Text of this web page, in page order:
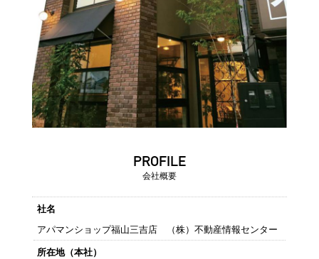
PROFILE
会社概要
社名
アパマンショップ福山三吉店 （株）不動産情報センター
所在地（本社）